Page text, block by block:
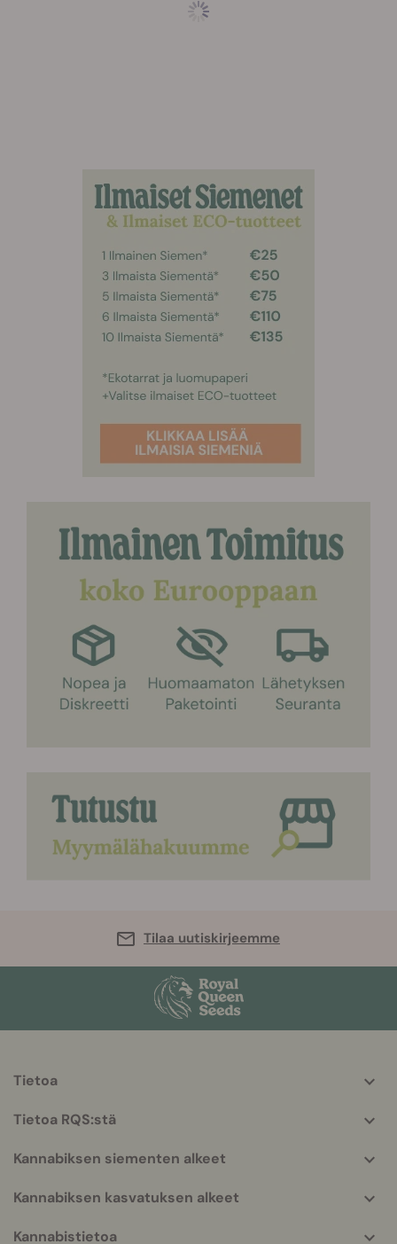
Tilaa uutiskirjeemme
info
Tietoa
Tietoa RQS:stä
Kannabiksen siementen alkeet
Kannabiksen kasvatuksen alkeet
Kannabistietoa